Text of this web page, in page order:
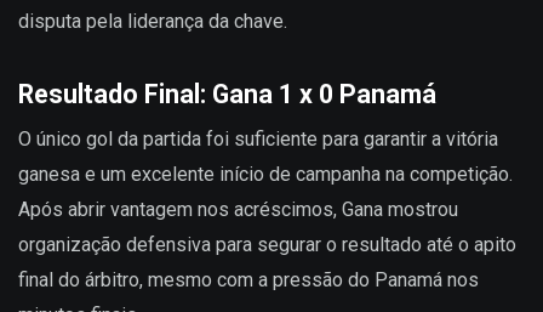
disputa pela liderança da chave.
Resultado Final: Gana 1 x 0 Panamá
O único gol da partida foi suficiente para garantir a vitória
ganesa e um excelente início de campanha na competição.
Após abrir vantagem nos acréscimos, Gana mostrou
organização defensiva para segurar o resultado até o apito
final do árbitro, mesmo com a pressão do Panamá nos